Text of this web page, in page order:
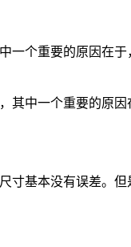
一个重要的原因在
其中一个重要的原
寸基本没有误差。